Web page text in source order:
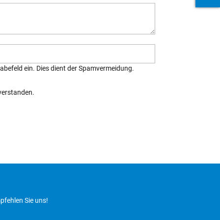
ein. Dies dient der Spamvermeidung.
Sie uns!